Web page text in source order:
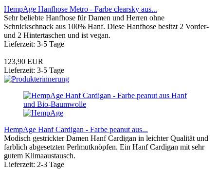
HempAge Hanfhose Metro - Farbe clearsky aus...
Sehr beliebte Hanfhose für Damen und Herren ohne
Schnickschnack aus 100% Hanf. Diese Hanfhose besitzt 2 Vorder-
und 2 Hintertaschen und ist vegan.
Lieferzeit: 3-5 Tage
123,90 EUR
Lieferzeit: 3-5 Tage
HempAge Hanf Cardigan - Farbe peanut aus...
Modisch gestrickter Damen Hanf Cardigan in leichter Qualität und
farblich abgesetzten Perlmutknöpfen. Ein Hanf Cardigan mit sehr
gutem Klimaaustausch.
Lieferzeit: 2-3 Tage